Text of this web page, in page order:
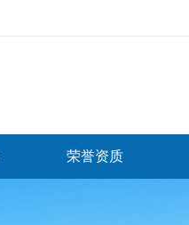
荣誉资质